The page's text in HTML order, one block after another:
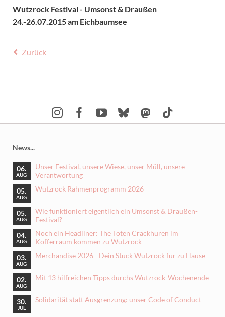
Wutzrock Festival - Umsonst & Draußen
24.-26.07.2015 am Eichbaumsee
Zurück
News...
06.
AUG
Unser Festival, unsere Wiese, unser Müll, unsere
Verantwortung
05.
AUG
Wutzrock Rahmenprogramm 2026
05.
AUG
Wie funktioniert eigentlich ein Umsonst & Draußen-
Festival?
04.
AUG
Noch ein Headliner: The Toten Crackhuren im
Kofferraum kommen zu Wutzrock
03.
AUG
Merchandise 2026 - Dein Stück Wutzrock für zu Hause
02.
AUG
Mit 13 hilfreichen Tipps durchs Wutzrock-Wochenende
30.
JUL
Solidarität statt Ausgrenzung: unser Code of Conduct